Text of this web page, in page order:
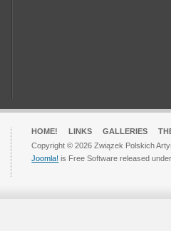
HOME! LINKS GALLERIES
Copyright © 2026 Związek Polskich
Joomla! is Free Software released